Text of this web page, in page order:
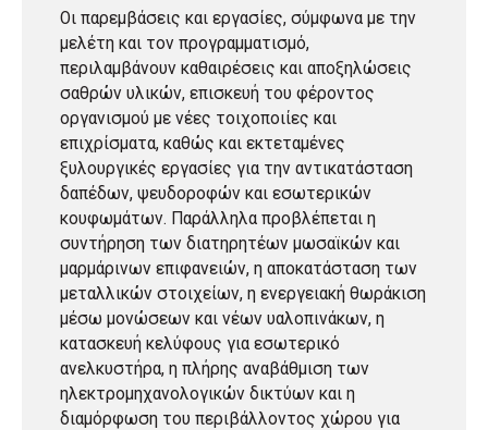
Οι παρεμβάσεις και εργασίες, σύμφωνα με την
μελέτη και τον προγραμματισμό,
περιλαμβάνουν καθαιρέσεις και αποξηλώσεις
σαθρών υλικών, επισκευή του φέροντος
οργανισμού με νέες τοιχοποιίες και
επιχρίσματα, καθώς και εκτεταμένες
ξυλουργικές εργασίες για την αντικατάσταση
δαπέδων, ψευδοροφών και εσωτερικών
κουφωμάτων. Παράλληλα προβλέπεται η
συντήρηση των διατηρητέων μωσαϊκών και
μαρμάρινων επιφανειών, η αποκατάσταση των
μεταλλικών στοιχείων, η ενεργειακή θωράκιση
μέσω μονώσεων και νέων υαλοπινάκων, η
κατασκευή κελύφους για εσωτερικό
ανελκυστήρα, η πλήρης αναβάθμιση των
ηλεκτρομηχανολογικών δικτύων και η
διαμόρφωση του περιβάλλοντος χώρου για